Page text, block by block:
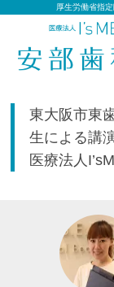
厚生労働省指
東大阪市東
生による講
医療法人